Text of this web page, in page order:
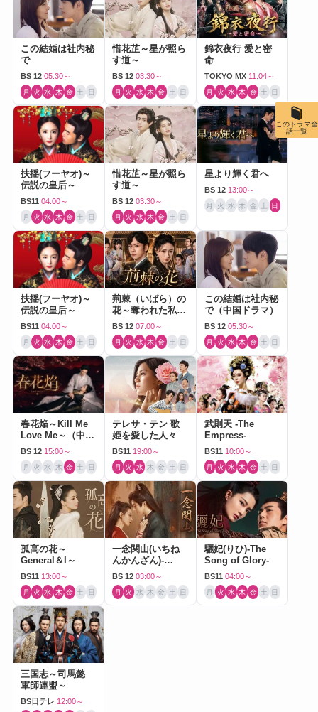
この結婚は社内秘
で
BS 12 05:30～
月 火 水 木 金 土 日
惜花芷～星が照ら
す道～
BS 12 03:30～
月 火 水 木 金 土 日
錦衣夜行 愛と密
命
TOKYO MX 11:04～
月 火 水 木 金 土 日
扶揺(フーヤオ)～
伝説の皇后～
BS11 04:00～
月 火 水 木 金 土 日
惜花芷～星が照ら
す道～
BS 12 03:30～
月 火 水 木 金 土 日
星より輝く君へ
BS 12 13:00～
月 火 水 木 金 土 日
扶揺(フーヤオ)～
伝説の皇后～
BS11 04:00～
月 火 水 木 金 土 日
荊棘（いばら）の
花～奪われた私～
（中国ドラマ）
BS 12 07:00～
月 火 水 木 金 土 日
この結婚は社内秘
で（中国ドラマ）
BS 12 05:30～
月 火 水 木 金 土 日
春花焔～Kill Me
Love Me～（中国
ドラマ）
BS 12 15:00～
月 火 水 木 金 土 日
テレサ・テン 歌
姫を愛した人々
BS11 19:00～
月 火 水 木 金 土 日
武則天 -The
Empress-
BS11 10:00～
月 火 水 木 金 土 日
孤高の花～
General＆I～
BS11 13:00～
月 火 水 木 金 土 日
一念関山(いちね
んかんざん)-
Journey to Love-
BS 12 03:00～
月 火 水 木 金 土 日
驪妃(りひ)-The
Song of Glory-
BS11 04:00～
月 火 水 木 金 土 日
三国志～司馬懿
軍師連盟～
BS日テレ 12:00～
このドラマ全
話一覧